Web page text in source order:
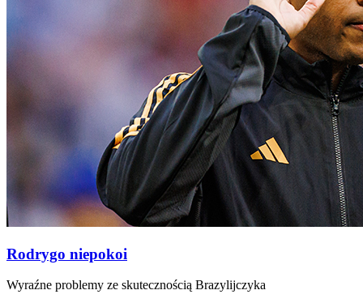
Rodrygo niepokoi
Wyraźne problemy ze skutecznością Brazylijczyka